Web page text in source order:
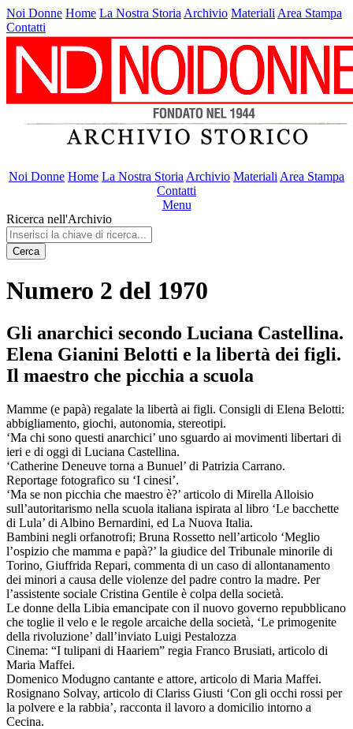
Noi Donne Home La Nostra Storia Archivio Materiali Area Stampa
Contatti
Noi Donne Home La Nostra Storia Archivio Materiali Area Stampa
Contatti
Menu
Ricerca nell'Archivio
Cerca
Numero 2 del 1970
Gli anarchici secondo Luciana Castellina.
Elena Gianini Belotti e la libertà dei figli.
Il maestro che picchia a scuola
Mamme (e papà) regalate la libertà ai figli. Consigli di Elena Belotti:
abbigliamento, giochi, autonomia, stereotipi.
‘Ma chi sono questi anarchici’ uno sguardo ai movimenti libertari di
ieri e di oggi di Luciana Castellina.
‘Catherine Deneuve torna a Bunuel’ di Patrizia Carrano.
Reportage fotografico su ‘I cinesi’.
‘Ma se non picchia che maestro è?’ articolo di Mirella Alloisio
sull’autoritarismo nella scuola italiana ispirata al libro ‘Le bacchette
di Lula’ di Albino Bernardini, ed La Nuova Italia.
Bambini negli orfanotrofi; Bruna Rossetto nell’articolo ‘Meglio
l’ospizio che mamma e papà?’ la giudice del Tribunale minorile di
Torino, Giuffrida Repari, commenta di un caso di allontanamento
dei minori a causa delle violenze del padre contro la madre. Per
l’assistente sociale Cristina Gentile è colpa della società.
Le donne della Libia emancipate con il nuovo governo repubblicano
che toglie il velo e le regole arcaiche della società, ‘Le primogenite
della rivoluzione’ dall’inviato Luigi Pestalozza
Cinema: “I tulipani di Haariem” regia Franco Brusiati, articolo di
Maria Maffei.
Domenico Modugno cantante e attore, articolo di Maria Maffei.
Rosignano Solvay, articolo di Clariss Giusti ‘Con gli occhi rossi per
la polvere e la rabbia’, racconta il lavoro a domicilio intorno a
Cecina.